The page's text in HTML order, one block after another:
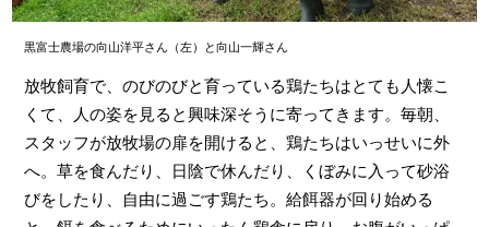
黒富士農場の向山洋平さん（左）と向山一輝さん
放牧飼育で、のびのびと育っている鶏たちはとても人懐こ
くて、人の姿を見ると興味深そうに寄ってきます。毎朝、
スタッフが放牧場の扉を開けると、鶏たちはいっせいに外
へ。草を食んだり、日陰で休んだり、くぼみに入って砂浴
びをしたり、自由に過ごす鶏たち。給餌器が回り始める